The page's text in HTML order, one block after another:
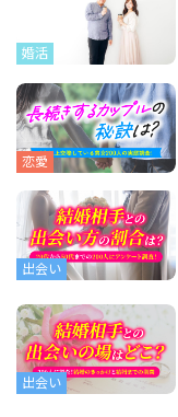
婚活
恋愛
出会い
出会い